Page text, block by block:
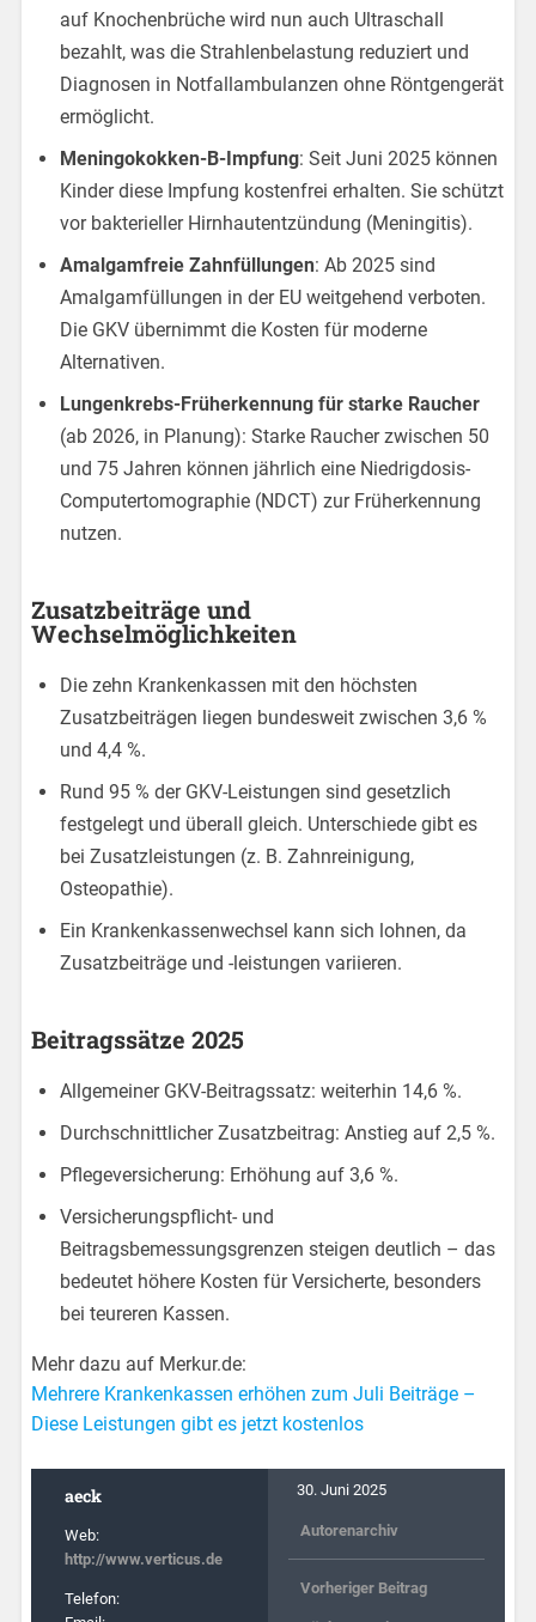
auf Knochenbrüche wird nun auch Ultraschall
bezahlt, was die Strahlenbelastung reduziert und
Diagnosen in Notfallambulanzen ohne Röntgengerät
ermöglicht.
Meningokokken-B-Impfung: Seit Juni 2025 können
Kinder diese Impfung kostenfrei erhalten. Sie schützt
vor bakterieller Hirnhautentzündung (Meningitis).
Amalgamfreie Zahnfüllungen: Ab 2025 sind
Amalgamfüllungen in der EU weitgehend verboten.
Die GKV übernimmt die Kosten für moderne
Alternativen.
Lungenkrebs-Früherkennung für starke Raucher
(ab 2026, in Planung): Starke Raucher zwischen 50
und 75 Jahren können jährlich eine Niedrigdosis-
Computertomographie (NDCT) zur Früherkennung
nutzen.
Zusatzbeiträge und
Wechselmöglichkeiten
Die zehn Krankenkassen mit den höchsten
Zusatzbeiträgen liegen bundesweit zwischen 3,6 %
und 4,4 %.
Rund 95 % der GKV-Leistungen sind gesetzlich
festgelegt und überall gleich. Unterschiede gibt es
bei Zusatzleistungen (z. B. Zahnreinigung,
Osteopathie).
Ein Krankenkassenwechsel kann sich lohnen, da
Zusatzbeiträge und -leistungen variieren.
Beitragssätze 2025
Allgemeiner GKV-Beitragssatz: weiterhin 14,6 %.
Durchschnittlicher Zusatzbeitrag: Anstieg auf 2,5 %.
Pflegeversicherung: Erhöhung auf 3,6 %.
Versicherungspflicht- und
Beitragsbemessungsgrenzen steigen deutlich – das
bedeutet höhere Kosten für Versicherte, besonders
bei teureren Kassen.
Mehr dazu auf Merkur.de:
Mehrere Krankenkassen erhöhen zum Juli Beiträge –
Diese Leistungen gibt es jetzt kostenlos
aeck
Web:
http://www.verticus.de
Telefon:
30. Juni 2025
Autorenarchiv
Vorheriger Beitrag